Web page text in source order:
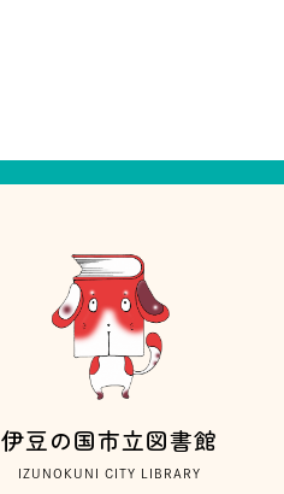
伊豆の国市立図書館
IZUNOKUNI CITY LIBRARY